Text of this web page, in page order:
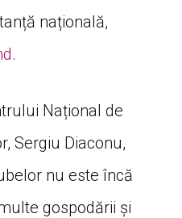
națională,
.
Național de
Sergiu Diaconu,
nu este încă
gospodării și